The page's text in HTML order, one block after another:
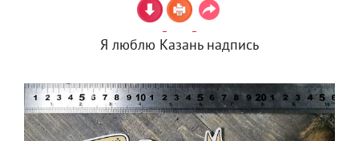
Я люблю Казань надпись